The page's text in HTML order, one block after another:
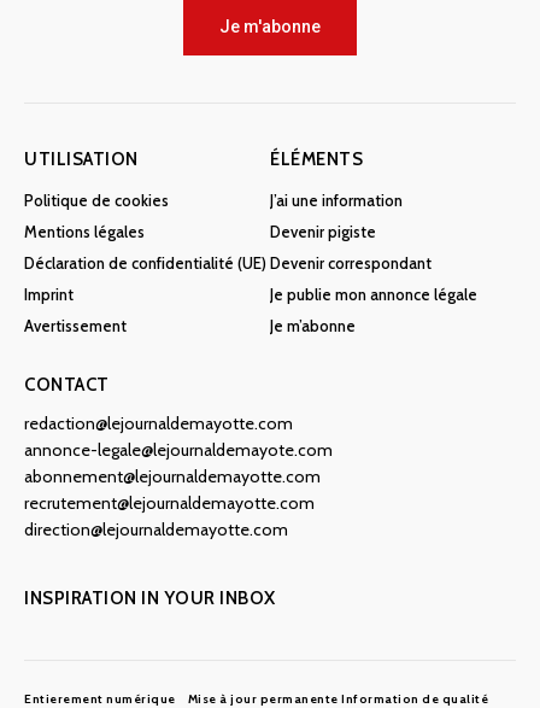
Je m'abonne
UTILISATION
Politique de cookies
Mentions légales
Déclaration de confidentialité (UE)
Imprint
Avertissement
ÉLÉMENTS
J’ai une information
Devenir pigiste
Devenir correspondant
Je publie mon annonce légale
Je m’abonne
CONTACT
redaction@lejournaldemayotte.com
annonce-legale@lejournaldemayote.com
abonnement@lejournaldemayotte.com
recrutement@lejournaldemayotte.com
direction@lejournaldemayotte.com
INSPIRATION IN YOUR INBOX
Entierement numérique Mise à jour permanente Information de qualité